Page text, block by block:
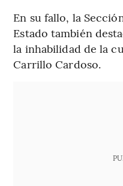
En su fallo, la
Estado también
la inhabilidad de la
Carrillo Cardoso.